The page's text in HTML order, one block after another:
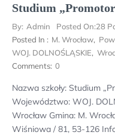
Studium
By: Admin Posted On:28
Posted In : M. Wrocław,
WOJ. DOLNOŚLĄSKIE,
Comments: 0
Nazwa szkoły: Studium
Województwo: WOJ.
Wrocław Gmina: M.
Wiśniowa / 81, 53-126